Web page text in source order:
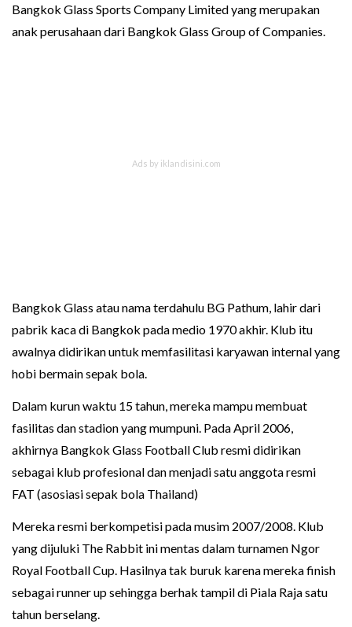
Bangkok Glass Sports Company Limited yang merupakan
anak perusahaan dari Bangkok Glass Group of Companies.
Bangkok Glass atau nama terdahulu BG Pathum, lahir dari
pabrik kaca di Bangkok pada medio 1970 akhir. Klub itu
awalnya didirikan untuk memfasilitasi karyawan internal yang
hobi bermain sepak bola.
Dalam kurun waktu 15 tahun, mereka mampu membuat
fasilitas dan stadion yang mumpuni. Pada April 2006,
akhirnya Bangkok Glass Football Club resmi didirikan
sebagai klub profesional dan menjadi satu anggota resmi
FAT (asosiasi sepak bola Thailand)
Mereka resmi berkompetisi pada musim 2007/2008. Klub
yang dijuluki The Rabbit ini mentas dalam turnamen Ngor
Royal Football Cup. Hasilnya tak buruk karena mereka finish
sebagai runner up sehingga berhak tampil di Piala Raja satu
tahun berselang.